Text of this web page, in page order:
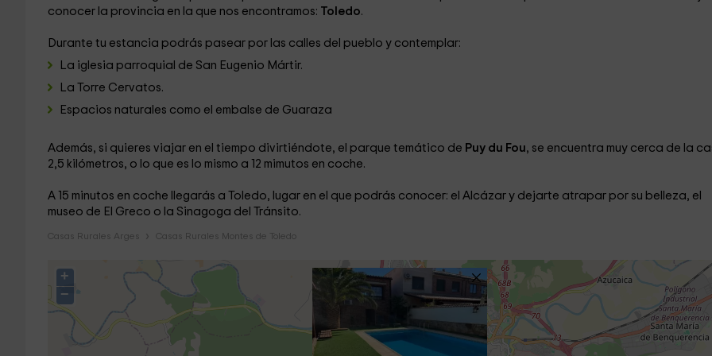
conocer la provincia en la que nos encontramos: Toledo.
Durante tu estancia podrás pasear por las calles del pueblo y contemplar:
La iglesia parroquial de San Eugenio Mártir.
La Torre Cervatos.
Espacios naturales como el embalse de Guaraza
Además, si quieres viajar en el tiempo divirtiéndote, el parque temático de Puy du Fou, se encuentra muy cerca de la
2,5 kilómetros, o lo que es lo mismo a 12 mimutos en coche.
A 15 minutos en coche llegarás a Toledo, lugar en el que podrás conocer: el Alcázar y dejarte atrapar por su belleza, el
museo de El Greco o la Sinagoga del Tránsito.
Casas Rurales Arges Casas Rurales Montes de Toledo
+
−